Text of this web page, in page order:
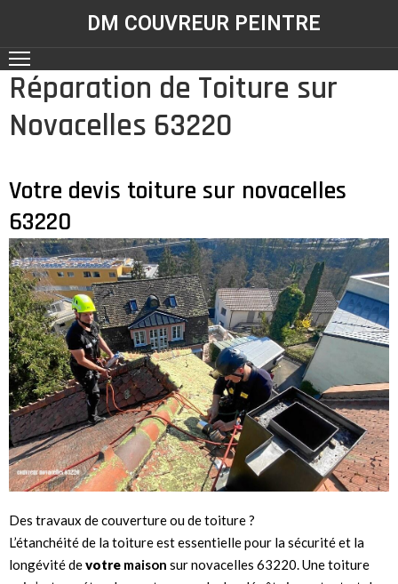
DM COUVREUR PEINTRE
ACCUEIL
NOS
RÉALISATIONS
SERVICES
CONTACT
Réparation de Toiture sur
Novacelles 63220
Votre devis toiture sur novacelles
63220
Des travaux de couverture ou de toiture ?
L’étanchéité de la toiture est essentielle pour la sécurité et la
longévité devotre maison sur novacelles 63220. Une toiture